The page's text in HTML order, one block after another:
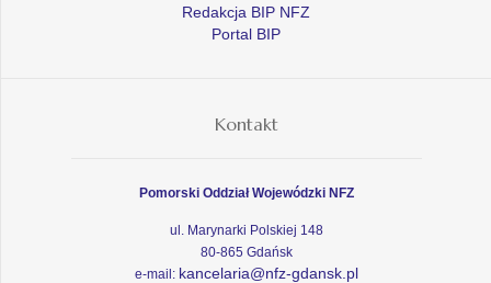
Redakcja BIP NFZ
Portal BIP
Kontakt
Pomorski Oddział Wojewódzki NFZ
ul. Marynarki Polskiej 148
80-865 Gdańsk
e-mail: kancelaria@nfz-gdansk.pl